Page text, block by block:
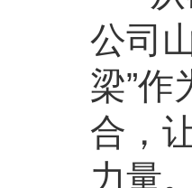
公司
梁”作
合，
力量。